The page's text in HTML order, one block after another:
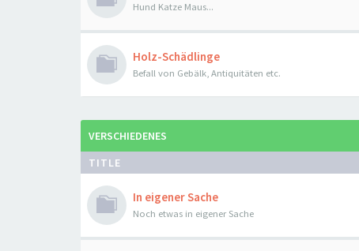
Hund Katze Maus...
Holz-Schädlinge
Befall von Gebälk, Antiquitäten etc.
VERSCHIEDENES
TITLE
In eigener Sache
Noch etwas in eigener Sache